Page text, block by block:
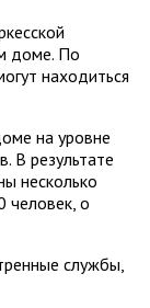
доме. По
находиться
на уровне
В результате
несколько
человек, о
службы,